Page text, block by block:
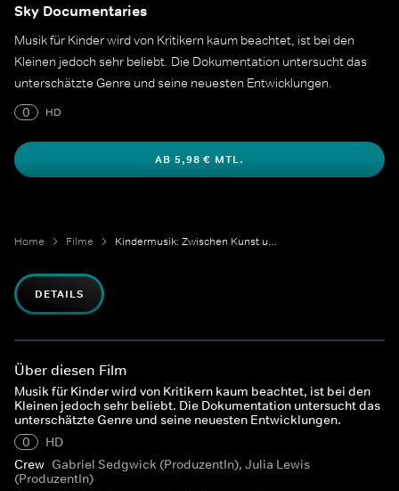
Sky Documentaries
Musik für Kinder wird von Kritikern kaum beachtet, ist bei den
Kleinen jedoch sehr beliebt. Die Dokumentation untersucht das
unterschätzte Genre und seine neuesten Entwicklungen.
0
HD
AB 5,98 € MTL.
Home Filme Kindermusik: Zwischen Kunst und Klicks
DETAILS
Über diesen Film
Musik für Kinder wird von Kritikern kaum beachtet, ist bei den
Kleinen jedoch sehr beliebt. Die Dokumentation untersucht das
unterschätzte Genre und seine neuesten Entwicklungen.
0
HD
Crew Gabriel Sedgwick (ProduzentIn), Julia Lewis
(ProduzentIn)